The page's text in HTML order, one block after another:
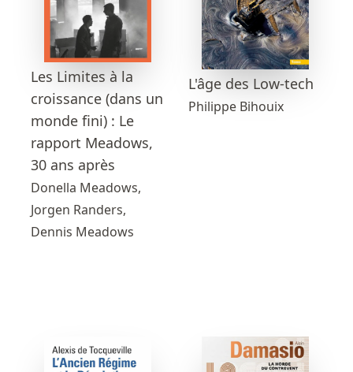
Les Limites à la
croissance (dans un
monde fini) : Le
rapport Meadows,
30 ans après
Donella Meadows,
Jorgen Randers,
Dennis Meadows
L'âge des Low-tech
Philippe Bihouix